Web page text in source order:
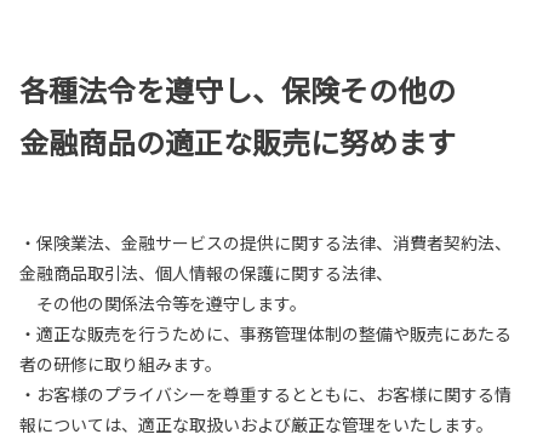
各種法令を遵守し、保険その他の
金融商品の適正な販売に努めます
・保険業法、金融サービスの提供に関する法律、消費者契約法、
金融商品取引法、個人情報の保護に関する法律、
その他の関係法令等を遵守します。
・適正な販売を行うために、事務管理体制の整備や販売にあたる
者の研修に取り組みます。
・お客様のプライバシーを尊重するとともに、お客様に関する情
報については、適正な取扱いおよび厳正な管理をいたします。